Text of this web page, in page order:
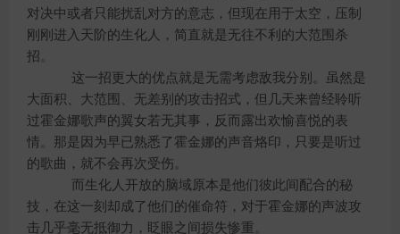
对决中或者只能扰乱对方的意志，但现在用于太空，压制
刚刚进入天阶的生化人，简直就是无往不利的大范围杀
招。
这一招更大的优点就是无需考虑敌我分别。虽然是
大面积、大范围、无差别的攻击招式，但几天来曾经聆听
过霍金娜歌声的翼女若无其事，反而露出欢愉喜悦的表
情。那是因为早已熟悉了霍金娜的声音烙印，只要是听过
的歌曲，就不会再次受伤。
而生化人开放的脑域原本是他们彼此间配合的秘
技，在这一刻却成了他们的催命符，对于霍金娜的声波攻
击几乎毫无抵御力，眨眼之间损失惨重。